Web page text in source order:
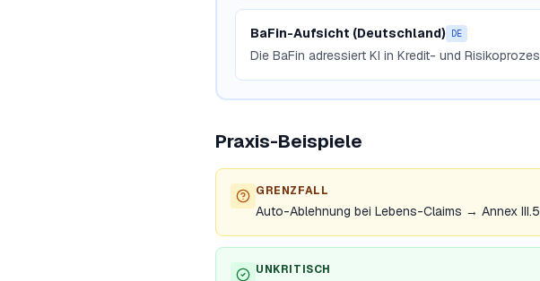
BaFin-Aufsicht (Deutschland) DE
Die BaFin adressiert KI in Kredit- und
Praxis-Beispiele
GRENZFALL
Auto-Ablehnung bei Lebens-Claims → Annex
UNKRITISCH